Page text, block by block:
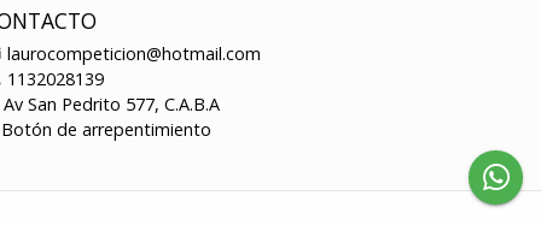
laurocompeticion@hotmail.com
1132028139
Av San Pedrito 577, C.A.B.A
de arrepentimiento